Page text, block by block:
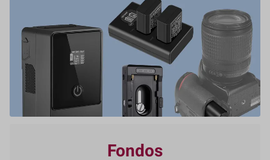
Fondos